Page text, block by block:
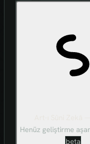
Henüz geliştirme
beta